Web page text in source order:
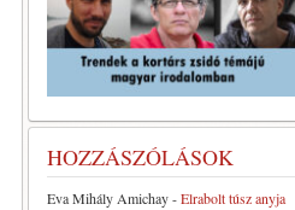
HOZZÁSZÓLÁSOK
Eva Mihály Amichay-Elrabolt túsz anyja